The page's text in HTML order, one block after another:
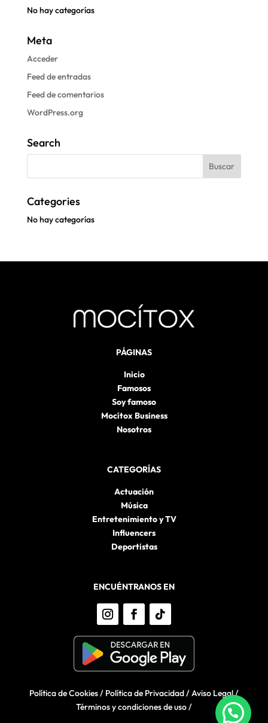
No hay categorías
Meta
Acceder
Feed de entradas
Feed de comentarios
WordPress.org
Search
Categories
No hay categorías
PÁGINAS
Inicio
Famosos
Soy famoso
Mocítox Business
Nosotros
CATEGORÍAS
Actuación
Música
Entretenimiento y TV
Influencers
Deportistas
ENCUÉNTRANOS EN
Política de Cookies/ Política de Privacidad/Aviso Legal/
Términos y condiciones de uso/